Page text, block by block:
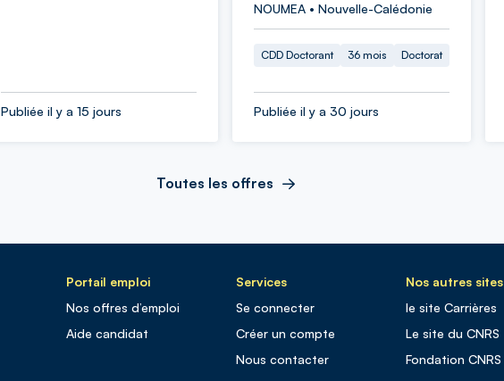
Publiée il y a 15 jours
NOUMEA • Nouvelle-Calédonie
CDD Doctorant 36 mois Doctorat
Publiée il y a 30 jours
Toutes les offres
Portail emploi
Nos offres d’emploi
Aide candidat
Services
Se connecter
Créer un compte
Nous contacter
Nos autres sites
le site Carrières
Le site du CNRS
Fondation CNRS